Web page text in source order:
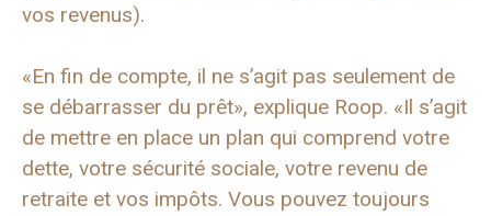
vos revenus).
«En fin de compte, il ne s’agit pas seulement de
se débarrasser du prêt», explique Roop. «Il s’agit
de mettre en place un plan qui comprend votre
dette, votre sécurité sociale, votre revenu de
retraite et vos impôts. Vous pouvez toujours